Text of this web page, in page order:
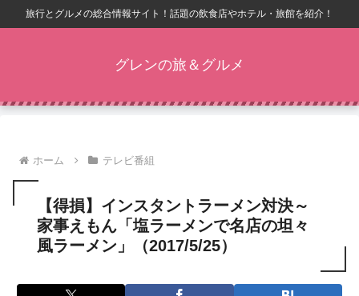
旅行とグルメの総合情報サイト！話題の飲食店やホテル・旅館を紹介！
グレンの旅＆グルメ
ホーム テレビ番組
【得損】インスタントラーメン対決～
家事えもん「塩ラーメンで名店の坦々
風ラーメン」（2017/5/25）